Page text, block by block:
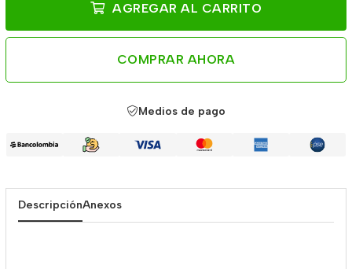
AGREGAR AL CARRITO
COMPRAR AHORA
Medios de pago
DescripciónAnexos